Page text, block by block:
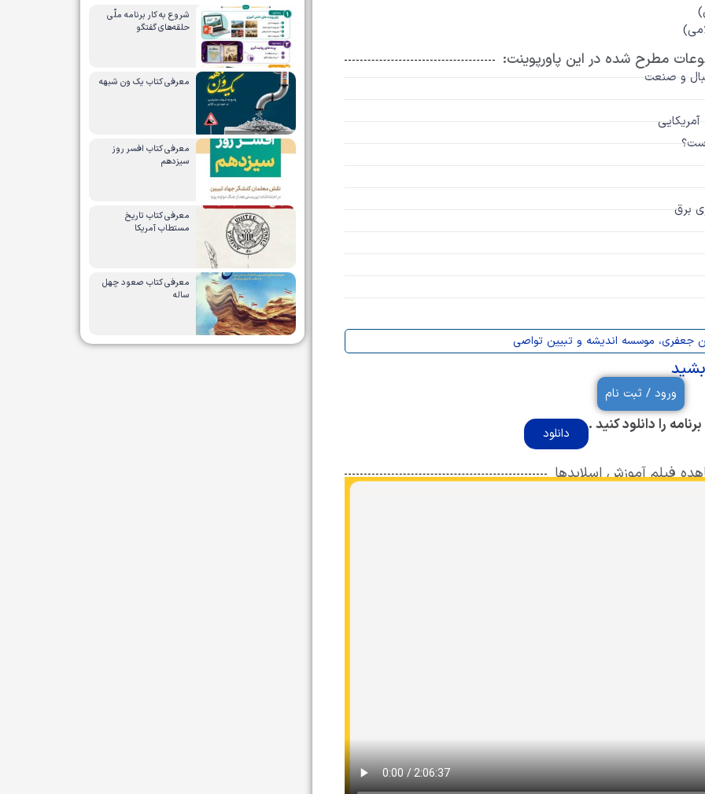
مطرح شده در این پاورپوینت:
و صنعت
آمریکایی
جعفری، موسسه اندیشه و تبیین تواصی
ورود / ثبت نام
را دانلود کنید . دانلود
فیلم آموزش اسلایدها
شروع به کار برنامه ملّی
حلقه‌های گفتگو
معرفی کتاب یک ون شبهه
معرفی کتاب افسر روز
سیزدهم
معرفی کتاب تاریخ
مستطاب آمریکا
معرفی کتاب صعود چهل
ساله